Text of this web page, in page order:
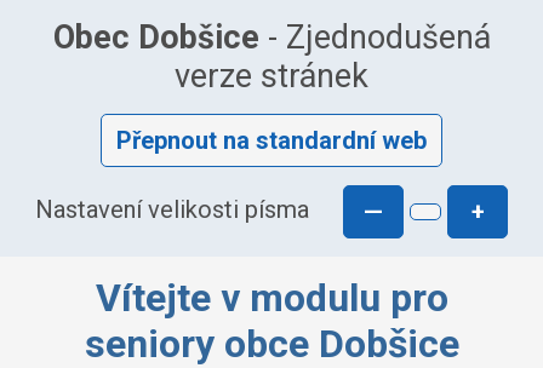
Obec Dobšice - Zjednodušená
verze stránek
Přepnout na standardní web
Nastavení velikosti písma — +
Vítejte v modulu pro
seniory obce Dobšice